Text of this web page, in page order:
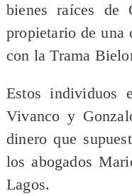
bienes raíces de
propietario de una
con la Trama
Estos individuos
Vivanco y
dinero que
los abogados
Lagos.